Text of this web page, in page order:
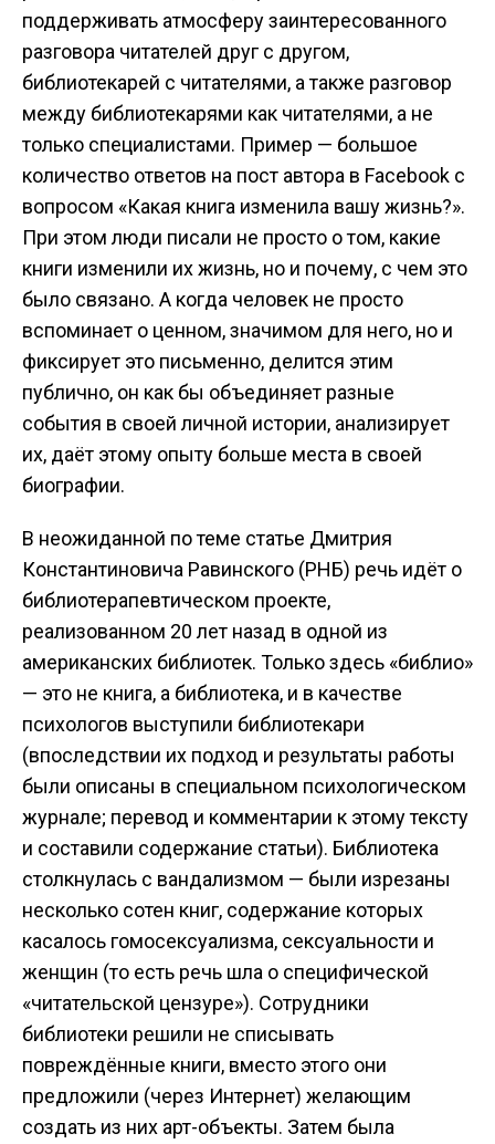
поддерживать атмосферу заинтересованного
разговора читателей друг с другом,
библиотекарей с читателями, а также разговор
между библиотекарями как читателями, а не
только специалистами. Пример — большое
количество ответов на пост автора в Facebook с
вопросом «Какая книга изменила вашу жизнь?».
При этом люди писали не просто о том, какие
книги изменили их жизнь, но и почему, с чем это
было связано. А когда человек не просто
вспоминает о ценном, значимом для него, но и
фиксирует это письменно, делится этим
публично, он как бы объединяет разные
события в своей личной истории, анализирует
их, даёт этому опыту больше места в своей
биографии.
В неожиданной по теме статье Дмитрия
Константиновича Равинского (РНБ) речь идёт о
библиотерапевтическом проекте,
реализованном 20 лет назад в одной из
американских библиотек. Только здесь «библио»
— это не книга, а библиотека, и в качестве
психологов выступили библиотекари
(впоследствии их подход и результаты работы
были описаны в специальном психологическом
журнале; перевод и комментарии к этому тексту
и составили содержание статьи). Библиотека
столкнулась с вандализмом — были изрезаны
несколько сотен книг, содержание которых
касалось гомосексуализма, сексуальности и
женщин (то есть речь шла о специфической
«читательской цензуре»). Сотрудники
библиотеки решили не списывать
повреждённые книги, вместо этого они
предложили (через Интернет) желающим
создать из них арт-объекты. Затем была